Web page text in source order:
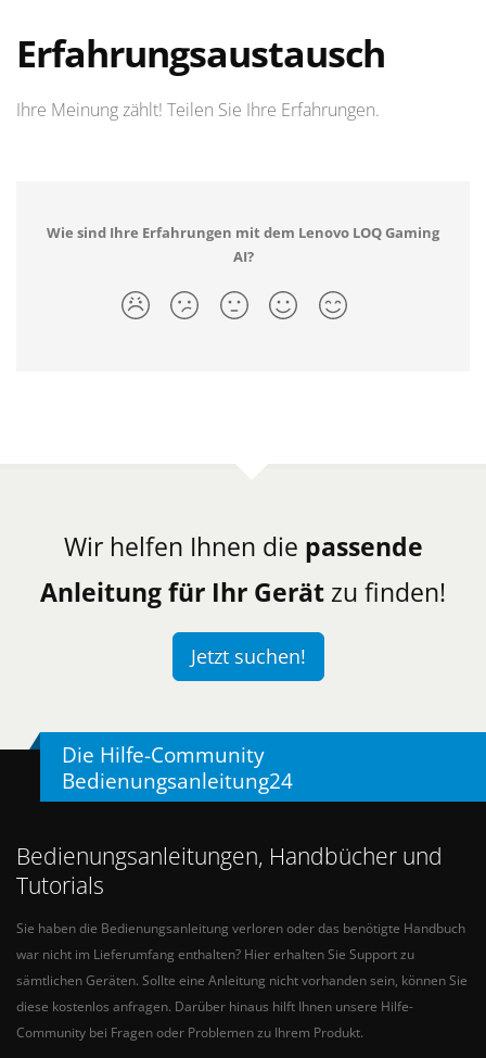
Erfahrungsaustausch
Ihre Meinung zählt! Teilen Sie Ihre Erfahrungen.
Wie sind Ihre Erfahrungen mit dem Lenovo LOQ Gaming
AI?
Wir helfen Ihnen die passende
Anleitung für Ihr Gerät zu finden!
Jetzt suchen!
Die Hilfe-Community
Bedienungsanleitung24
Bedienungsanleitungen, Handbücher und
Tutorials
Sie haben die Bedienungsanleitung verloren oder das benötigte Handbuch
war nicht im Lieferumfang enthalten? Hier erhalten Sie Support zu
sämtlichen Geräten. Sollte eine Anleitung nicht vorhanden sein, können Sie
diese kostenlos anfragen. Darüber hinaus hilft Ihnen unsere Hilfe-
Community bei Fragen oder Problemen zu Ihrem Produkt.